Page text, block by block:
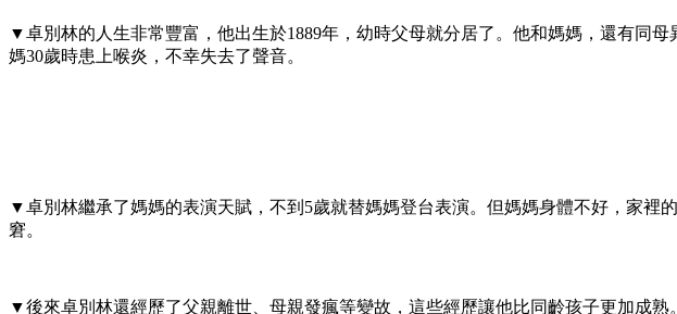
▼卓別林的人生非常豐富，他出生於1889年，幼時父母就分居了。他和媽媽，還有同
媽30歲時患上喉炎，不幸失去了聲音。
▼卓別林繼承了媽媽的表演天賦，不到5歲就替媽媽登台表演。但媽媽身體不好，家裡
窘。
▼後來卓別林還經歷了父親離世、母親發瘋等變故，這些經歷讓他比同齡孩子更加成